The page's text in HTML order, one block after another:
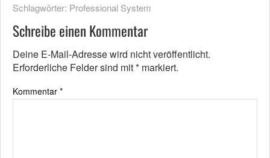
Schlagwörter: Professional System
Schreibe einen Kommentar
Deine E-Mail-Adresse wird nicht veröffentlicht.
Erforderliche Felder sind mit* markiert.
Kommentar *